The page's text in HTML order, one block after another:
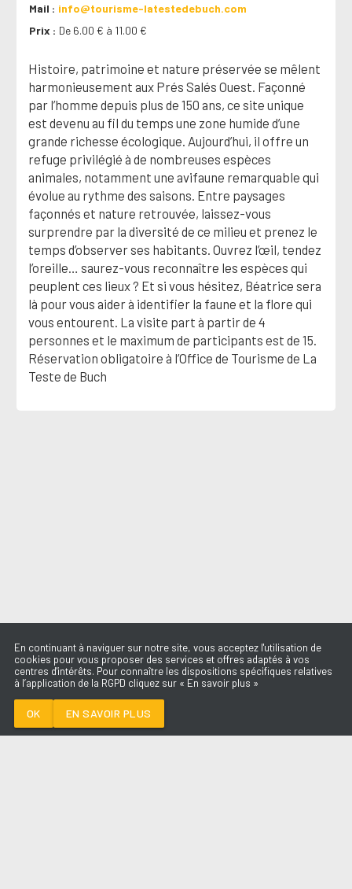
Mail
info@tourisme-latestedebuch.com
Prix
De 6.00 € à 11.00 €
Histoire, patrimoine et nature préservée se mêlent
harmonieusement aux Prés Salés Ouest. Façonné
par l’homme depuis plus de 150 ans, ce site unique
est devenu au fil du temps une zone humide d’une
grande richesse écologique. Aujourd’hui, il offre un
refuge privilégié à de nombreuses espèces
animales, notamment une avifaune remarquable qui
évolue au rythme des saisons. Entre paysages
façonnés et nature retrouvée, laissez-vous
surprendre par la diversité de ce milieu et prenez le
temps d’observer ses habitants. Ouvrez l’œil, tendez
l’oreille… saurez-vous reconnaître les espèces qui
peuplent ces lieux ? Et si vous hésitez, Béatrice sera
là pour vous aider à identifier la faune et la flore qui
vous entourent. La visite part à partir de 4
personnes et le maximum de participants est de 15.
Réservation obligatoire à l’Office de Tourisme de La
Teste de Buch
En continuant à naviguer sur notre site, vous acceptez l'utilisation de
cookies pour vous proposer des services et offres adaptés à vos
centres d'intérêts. Pour connaître les dispositions spécifiques relatives
à l’application de la RGPD cliquez sur « En savoir plus »
OK EN SAVOIR PLUS